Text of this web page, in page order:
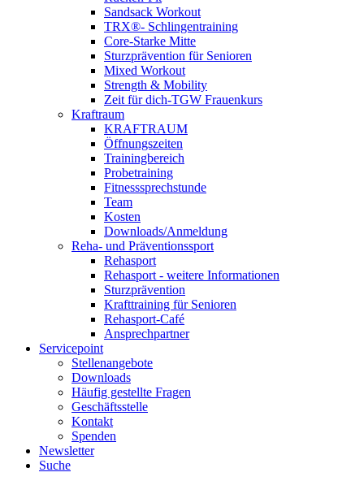
Sandsack Workout
TRX®- Schlingentraining
Core-Starke Mitte
Sturzprävention für Senioren
Mixed Workout
Strength & Mobility
Zeit für dich-TGW Frauenkurs
Kraftraum
KRAFTRAUM
Öffnungszeiten
Trainingbereich
Probetraining
Fitnesssprechstunde
Team
Kosten
Downloads/Anmeldung
Reha- und Präventionssport
Rehasport
Rehasport - weitere Informationen
Sturzprävention
Krafttraining für Senioren
Rehasport-Café
Ansprechpartner
Servicepoint
Stellenangebote
Downloads
Häufig gestellte Fragen
Geschäftsstelle
Kontakt
Spenden
Newsletter
Suche